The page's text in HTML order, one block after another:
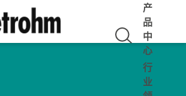
产
品
中
心
行
业